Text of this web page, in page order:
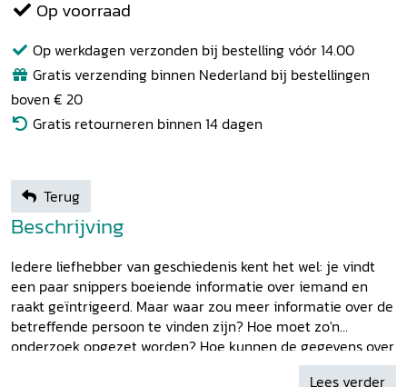
Op voorraad
Op werkdagen verzonden bij bestelling vóór 14.00
Gratis verzending binnen Nederland bij bestellingen
boven € 20
Gratis retourneren binnen 14 dagen
Terug
Beschrijving
Iedere liefhebber van geschiedenis kent het wel: je vindt
een paar snippers boeiende informatie over iemand en
raakt geïntrigeerd. Maar waar zou meer informatie over de
betreffende persoon te vinden zijn? Hoe moet zo'n
onderzoek opgezet worden? Hoe kunnen de gegevens over
de persoon zelf gecombineerd worden met meer
Lees verder